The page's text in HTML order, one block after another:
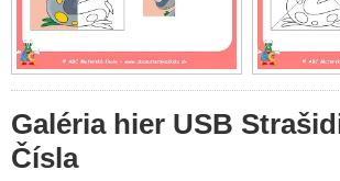
Galéria hier USB
Čísla